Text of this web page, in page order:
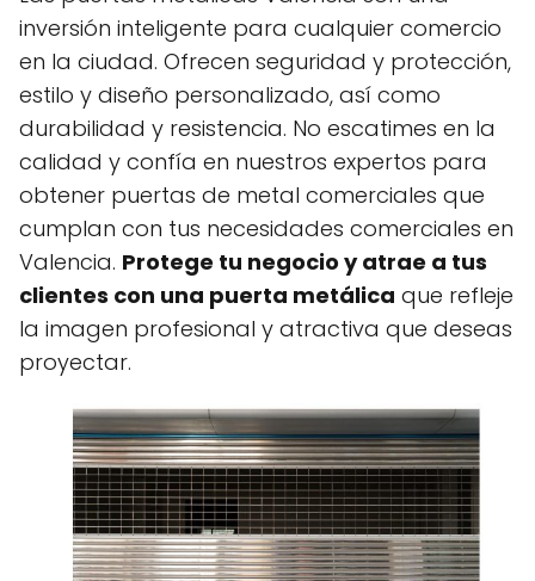
inversión inteligente para cualquier comercio
en la ciudad. Ofrecen seguridad y protección,
estilo y diseño personalizado, así como
durabilidad y resistencia. No escatimes en la
calidad y confía en nuestros expertos para
obtener puertas de metal comerciales que
cumplan con tus necesidades comerciales en
Valencia. Protege tu negocio y atrae a tus
clientes con una puerta metálica que refleje
la imagen profesional y atractiva que deseas
proyectar.